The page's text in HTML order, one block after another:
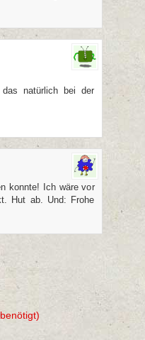
natürlich bei der
konnte! Ich wäre vor
Hut ab. Und: Frohe